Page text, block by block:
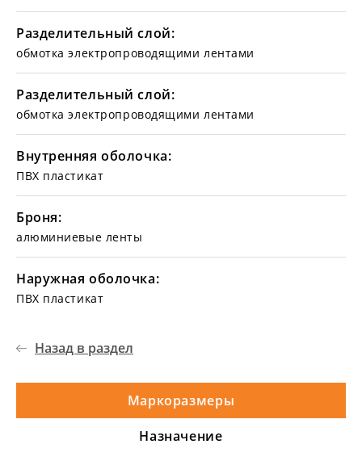
Разделительный слой:
обмотка электропроводящими лентами
Разделительный слой:
обмотка электропроводящими лентами
Внутренняя оболочка:
ПВХ пластикат
Броня:
алюминиевые ленты
Наружная оболочка:
ПВХ пластикат
Назад в раздел
Маркоразмеры
Назначение